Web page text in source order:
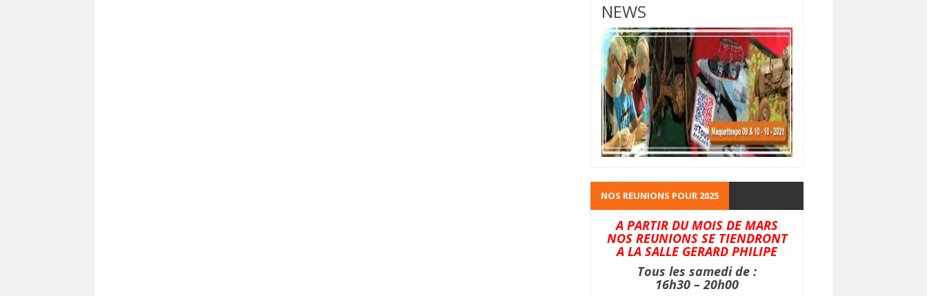
NEWS
NOS REUNIONS POUR 2025
A PARTIR DU MOIS DE MARS
NOS REUNIONS SE TIENDRONT
A LA SALLE GERARD PHILIPE
Tous les samedi de :
16h30 – 20h00